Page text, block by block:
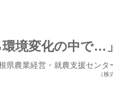
環境変化の中で…」
県農業経営・就農支援セ
（